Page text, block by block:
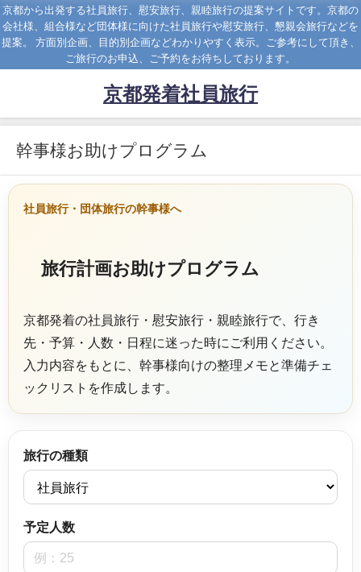
京都から出発する社員旅行、慰安旅行、親睦旅行の提案サイトです。京都の
会社様、組合様など団体様に向けた社員旅行や慰安旅行、懇親会旅行などを
提案。 方面別企画、目的別企画などわかりやすく表示。ご参考にして頂き、
ご旅行のお申込、ご予約をお待ちしております。
京都発着社員旅行
幹事様お助けプログラム
社員旅行・団体旅行の幹事様へ
旅行計画お助けプログラム
京都発着の社員旅行・慰安旅行・親睦旅行で、行き
先・予算・人数・日程に迷った時にご利用ください。
入力内容をもとに、幹事様向けの整理メモと準備チェ
ックリストを作成します。
旅行の種類
予定人数